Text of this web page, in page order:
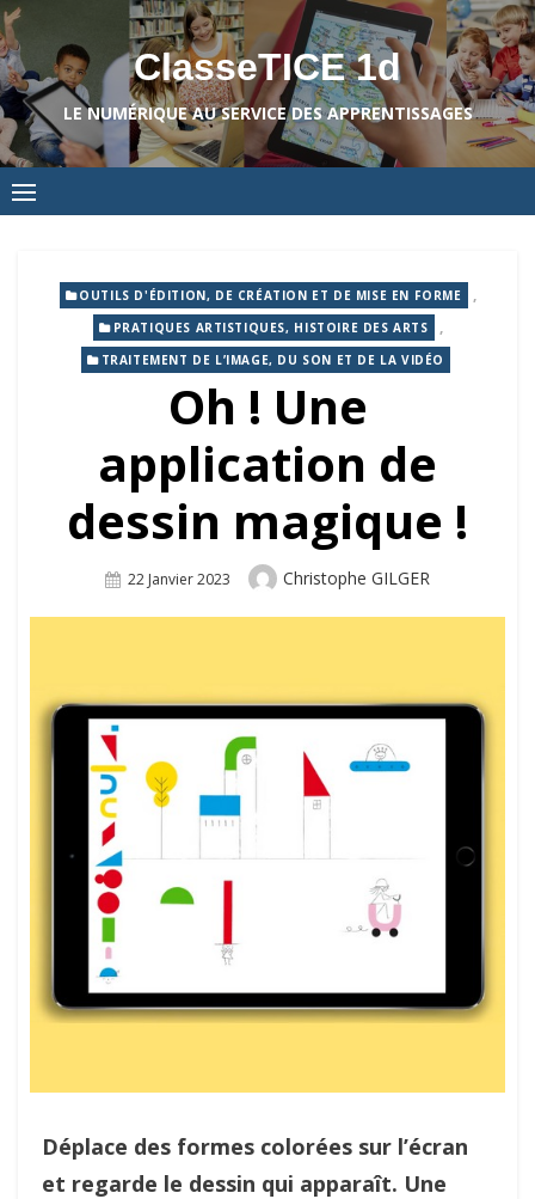
Skip
to
content
ClasseTICE 1d
LE NUMÉRIQUE AU SERVICE DES APPRENTISSAGES
OUTILS D'ÉDITION, DE CRÉATION ET DE MISE EN FORME ,
PRATIQUES ARTISTIQUES, HISTOIRE DES ARTS ,
TRAITEMENT DE L’IMAGE, DU SON ET DE LA VIDÉO
Oh ! Une
application de
dessin magique !
Posted
22 Janvier 2023 Author
Christophe GILGER
Déplace des formes colorées sur l’écran
et regarde le dessin qui apparaît. Une